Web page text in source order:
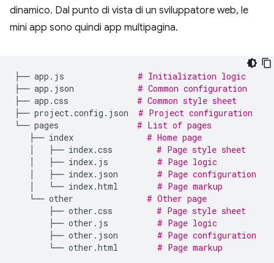
dinamico. Dal punto di vista di un sviluppatore web, le
mini app sono quindi app multipagina.
├── app.js
# Initialization logic
├── app.json
# Common configuration
├── app.css
# Common style sheet
├── project.config.json
# Project configuration
└── pages
# List of pages
├── index
# Home page
├── index.css
# Page style sheet
├── index.js
# Page logic
├── index.json
# Page configuration
└── index.html
# Page markup
└── other
# Other page
├── other.css
# Page style sheet
├── other.js
# Page logic
├── other.json
# Page configuration
└── other.html # Page markup